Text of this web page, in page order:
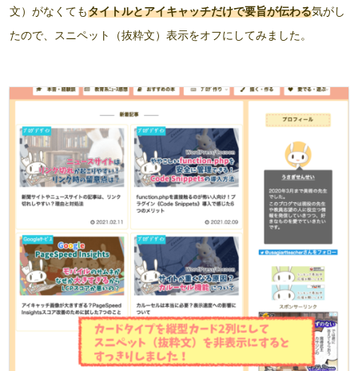
文）がなくてもタイトルとアイキャッチだけで要旨が伝わる気がし
たので、スニペット（抜粋文）表示をオフにしてみました。